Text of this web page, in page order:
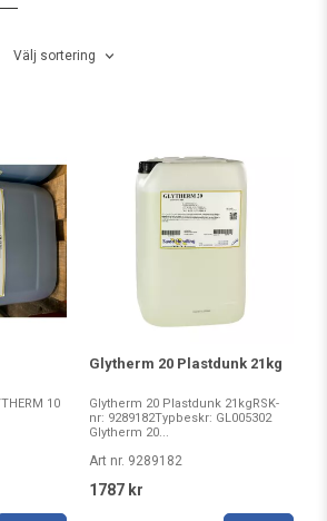
Välj sortering
10
Glytherm 20 Plastdunk 21kg
Glytherm 20 Plastdunk 21kgRSK-
nr: 9289182Typbeskr: GL005302
Glytherm 20...
Art nr. 9289182
1787 kr